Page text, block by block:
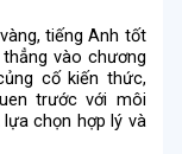
tiếng Anh tốt
vào chương
cố kiến thức,
trước với môi
chọn hợp lý và